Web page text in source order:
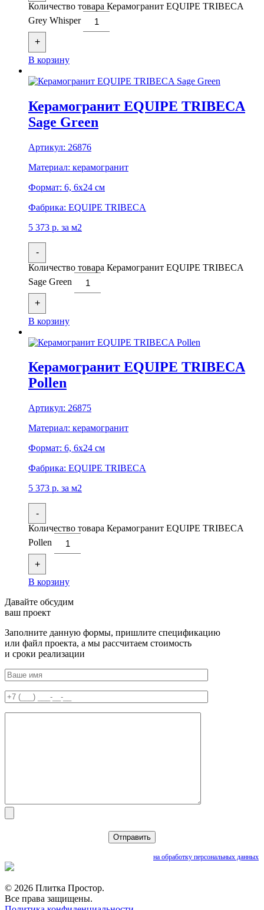
Количество товара Керамогранит EQUIPE TRIBECA
Grey Whisper
+
В корзину
Керамогранит EQUIPE TRIBECA
Sage Green
Артикул: 26876
Материал: керамогранит
Формат: 6, 6x24 см
Фабрика: EQUIPE TRIBECA
5 373 р. за м2
-
Количество товара Керамогранит EQUIPE TRIBECA
Sage Green
+
В корзину
Керамогранит EQUIPE TRIBECA
Pollen
Артикул: 26875
Материал: керамогранит
Формат: 6, 6x24 см
Фабрика: EQUIPE TRIBECA
5 373 р. за м2
-
Количество товара Керамогранит EQUIPE TRIBECA
Pollen
+
В корзину
Давайте обсудим
ваш проект
Заполните данную формы, пришлите спецификацию
или файл проекта, а мы рассчитаем стоимость
и сроки реализации
на обработку персональных данных
© 2026 Плитка Простор.
Все права защищены.